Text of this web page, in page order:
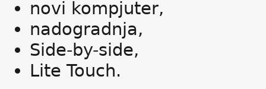
novi kompjuter,
nadogradnja,
Side-by-side,
Lite Touch.